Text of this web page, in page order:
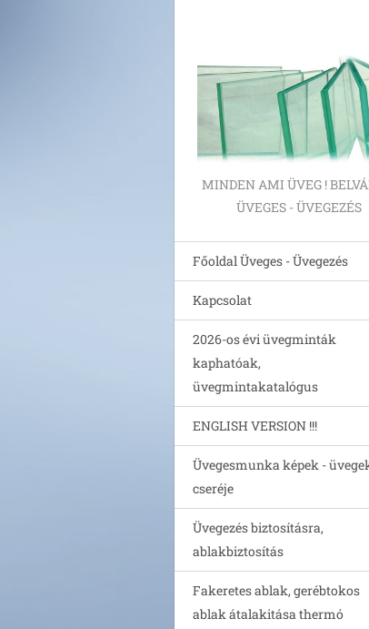
MINDEN AMI ÜVEG !
ÜVEGES - ÜVEGEZÉS
Főoldal Üveges - Üvegezés
Kapcsolat
2026-os évi üvegminták
kaphatóak,
üvegmintakatalógus
ENGLISH VERSION !!!
Üvegesmunka képek -
cseréje
Üvegezés biztosításra,
ablakbiztosítás
Fakeretes ablak, gerébtokos
ablak átalakitása thermó